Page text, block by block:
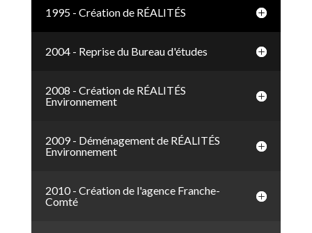
1995 - Création de RÉALITÉS
2004 - Reprise du Bureau d'études
2008 - Création de RÉALITÉS
Environnement
2009 - Déménagement de RÉALITÉS
Environnement
2010 - Création de l'agence Franche-
Comté